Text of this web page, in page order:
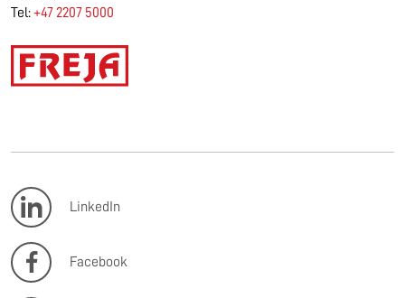
Tel: +47 2207 5000
LinkedIn
Facebook